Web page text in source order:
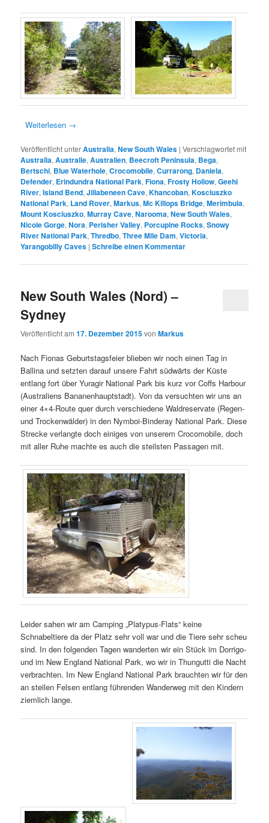
Weiterlesen →
Veröffentlicht unterAustralia,New South Wales |Verschlagwortet mit
Australia,Australie,Australien, Beecroft Peninsula, Bega,
Bertschi, Blue Waterhole,Crocomobile,Currarong, Daniela,
Defender, Erindundra National Park,Fiona,Frosty Hollow,Geehi
River,Island Bend,Jillabeneen Cave,Khancoban,Kosciuszko
National Park, Land Rover,Markus,Mc Killops Bridge,Merimbula,
Mount Kosciuszko,Murray Cave,Narooma,New South Wales,
Nicole Gorge,Nora, Perisher Valley, Porcupine Rocks,Snowy
River National Park,Thredbo,Three Mile Dam,Victoria,
Yarangobilly Caves |Schreibe einen Kommentar
New South Wales (Nord) –
Sydney
Veröffentlicht am17. Dezember 2015vonMarkus
Nach Fionas Geburtstagsfeier blieben wir noch einen Tag in
Ballina und setzten darauf unsere Fahrt südwärts der Küste
entlang fort über Yuragir National Park bis kurz vor Coffs Harbour
(Australiens Bananenhauptstadt). Von da versuchten wir uns an
einer 4×4-Route quer durch verschiedene Waldreservate (Regen-
und Trockenwälder) in den Nymboi-Binderay National Park. Diese
Strecke verlangte doch einiges von unserem Crocomobile, doch
mit aller Ruhe machte es auch die steilsten Passagen mit.
Leider sahen wir am Camping „Platypus-Flats“ keine
Schnabeltiere da der Platz sehr voll war und die Tiere sehr scheu
sind. In den folgenden Tagen wanderten wir ein Stück im Dorrigo-
und im New England National Park, wo wir in Thungutti die Nacht
verbrachten. Im New England National Park brauchten wir für den
an steilen Felsen entlang führenden Wanderweg mit den Kindern
ziemlich lange.